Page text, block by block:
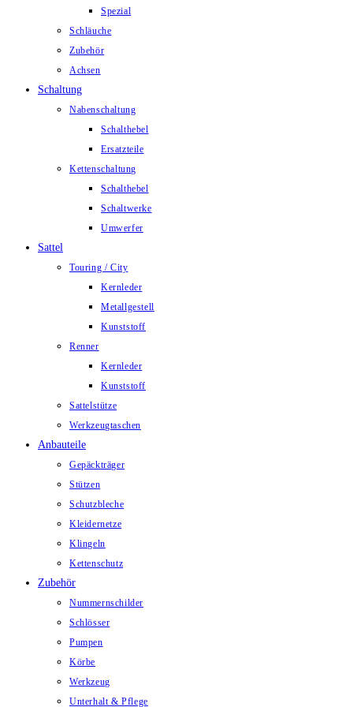
Spezial
Schläuche
Zubehör
Achsen
Schaltung
Nabenschaltung
Schalthebel
Ersatzteile
Kettenschaltung
Schalthebel
Schaltwerke
Umwerfer
Sattel
Touring / City
Kernleder
Metallgestell
Kunststoff
Renner
Kernleder
Kunststoff
Sattelstütze
Werkzeugtaschen
Anbauteile
Gepäckträger
Stützen
Schutzbleche
Kleidernetze
Klingeln
Kettenschutz
Zubehör
Nummernschilder
Schlösser
Pumpen
Körbe
Werkzeug
Unterhalt & Pflege